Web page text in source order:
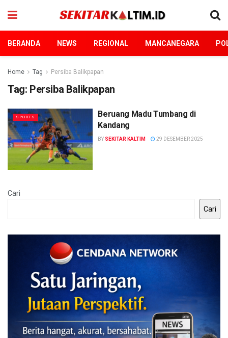
BERANDA NEWS REGIONAL MANCANEGARA
Home Tag Persiba Balikpapan
Tag: Persiba Balikpapan
SPORTS
Beruang Madu Tumbang di
Kandang
BY SEKITAR KALTIM 29 DESEMBER 2025
Cari
Cari